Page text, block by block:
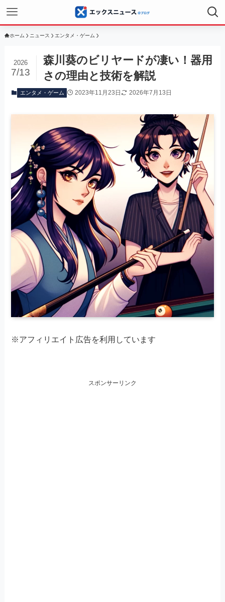
ホーム ニュース エンタメ・ゲーム
森川葵のビリヤードが凄い！器用
さの理由と技術を解説
2026
7/13
エンタメ・ゲーム 2023年11月23日 2026年7月13日
※アフィリエイト広告を利用しています
スポンサーリンク